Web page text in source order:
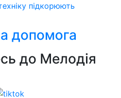
підкорюють
допомога
до Мелодія